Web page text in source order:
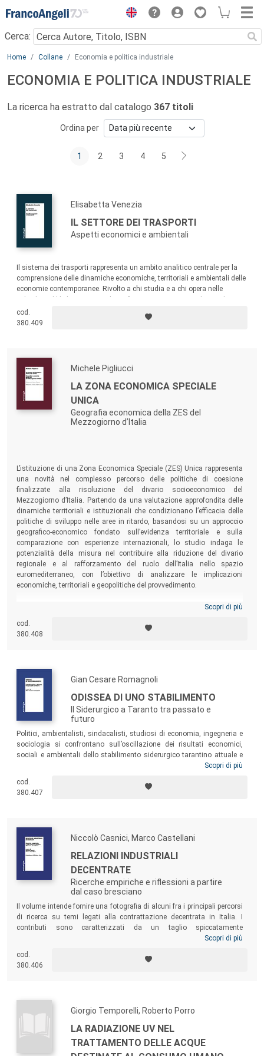
Menu
Cerca:
Main content
Home Collane Economia e politica industriale
ECONOMIA E POLITICA INDUSTRIALE
La ricerca ha estratto dal catalogo 367 titoli
Ordina per
1 2 3 4 5
Elisabetta Venezia
IL SETTORE DEI TRASPORTI
Aspetti economici e ambientali
Il sistema dei trasporti rappresenta un ambito analitico centrale per la
comprensione delle dinamiche economiche, territoriali e ambientali delle
economie contemporanee. Rivolto a chi studia e a chi opera nelle
comprendere la complessità del sistema dei trasporti e orientare le
scelte verso modelli più efficienti, equi e sostenibili.
cod.
380.409
Michele Pigliucci
LA ZONA ECONOMICA SPECIALE
UNICA
Geografia economica della ZES del
Mezzogiorno d’Italia
L’istituzione di una Zona Economica Speciale (ZES) Unica rappresenta
una novità nel complesso percorso delle politiche di coesione
finalizzate alla risoluzione del divario socioeconomico del
Mezzogiorno d’Italia. Partendo da una valutazione approfondita delle
dinamiche territoriali e istituzionali che condizionano l’efficacia delle
politiche di sviluppo nelle aree in ritardo, basandosi su un approccio
geografico-economico fondato sull’evidenza territoriale e sulla
comparazione con esperienze internazionali, lo studio indaga le
potenzialità della misura nel contribuire alla riduzione del divario
regionale e al rafforzamento del ruolo dell’Italia nello spazio
euromediterraneo, con l’obiettivo di analizzare le implicazioni
economiche, territoriali e geopolitiche del provvedimento.
Scopri di più
cod.
380.408
Gian Cesare Romagnoli
ODISSEA DI UNO STABILIMENTO
Il Siderurgico a Taranto tra passato e
futuro
Politici, ambientalisti, sindacalisti, studiosi di economia, ingegneria e
sociologia si confrontano sull’oscillazione dei risultati economici,
sociali e ambientali dello stabilimento siderurgico tarantino attuale e
delle sue precedenti ragioni sociali, a partire dal IV Centro siderurgico
notevole messe di studi, analisi, articoli, oltre ai processi di ogni grado
della magistratura italiana ed europea, che hanno continuato a
Scopri di più
cod.
380.407
Niccolò Casnici, Marco Castellani
RELAZIONI INDUSTRIALI
DECENTRATE
Ricerche empiriche e riflessioni a partire
dal caso bresciano
Il volume intende fornire una fotografia di alcuni fra i principali percorsi
di ricerca su temi legati alla contrattazione decentrata in Italia. I
contributi sono caratterizzati da un taglio spiccatamente
multidisciplinare, che include in un unico quadro analitico non solo gli
vicine agli studi di matrice aziendalista. Il testo presenta al contempo
sia lavori di ricerca sul distretto manifatturiero bresciano sia riflessioni
Scopri di più
cod.
380.406
Giorgio Temporelli, Roberto Porro
LA RADIAZIONE UV NEL
TRATTAMENTO DELLE ACQUE